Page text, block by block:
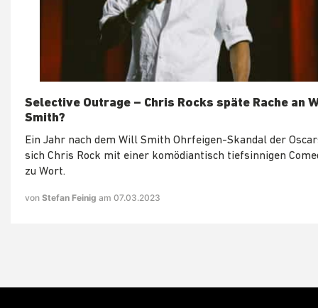
Selective Outrage – Chris Rocks späte Rache an
Smith?
Ein Jahr nach dem Will Smith Ohrfeigen-Skandal der
sich Chris Rock mit einer komödiantisch tiefsinnigen
zu Wort.
von Stefan Feinig am 07.03.2023